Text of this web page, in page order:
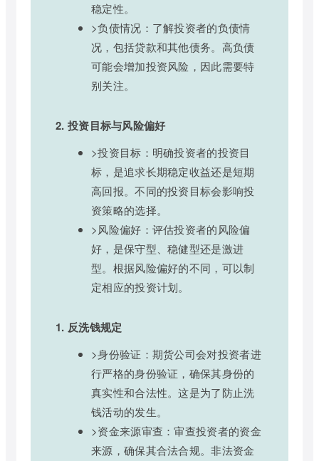
稳定性。
>负债情况：了解投资者的负债情
况，包括贷款和其他债务。高负债
可能会增加投资风险，因此需要特
别关注。
2. 投资目标与风险偏好
>投资目标：明确投资者的投资目
标，是追求长期稳定收益还是短期
高回报。不同的投资目标会影响投
资策略的选择。
>风险偏好：评估投资者的风险偏
好，是保守型、稳健型还是激进
型。根据风险偏好的不同，可以制
定相应的投资计划。
1. 反洗钱规定
>身份验证：期货公司会对投资者进
行严格的身份验证，确保其身份的
真实性和合法性。这是为了防止洗
钱活动的发生。
>资金来源审查：审查投资者的资金
来源，确保其合法合规。非法资金